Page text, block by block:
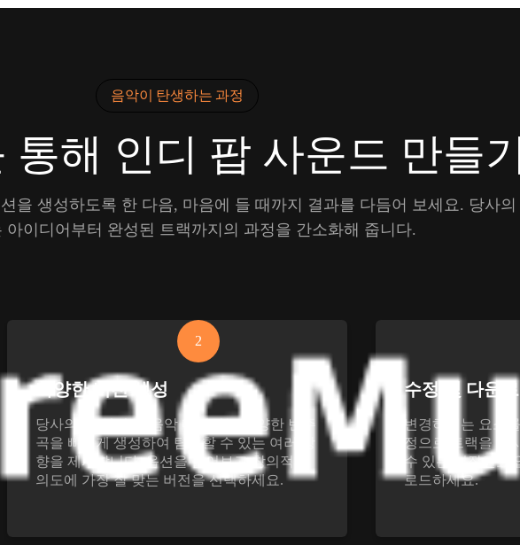
음악이 탄생하는 과정
통해 인디 팝 사운드 만들
을 생성하도록 한 다음, 마음에 들 때까지 결과를 다듬어 보세요. 당사
아이디어부터 완성된 트랙까지의 과정을 간소화해 줍니다.
2
다양한 버전 생성
당사의 AI 인디 팝 음악 메이커는 다양한 변주
곡을 빠르게 생성하여 탐색할 수 있는 여러 방
향을 제시합니다. 옵션을 들어보고 창의적인
의도에 가장 잘 맞는 버전을 선택하세요.
수정 및 다운
변경하려는 요소
정으로 트랙을 다
수 있는 저작권료
로드하세요.